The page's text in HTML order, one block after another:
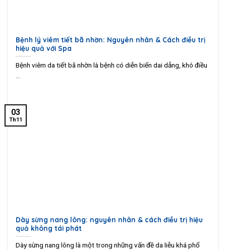
Bệnh lý viêm tiết bã nhờn: Nguyên nhân & Cách điều trị
hiệu quả với Spa
Bệnh viêm da tiết bã nhờn là bệnh có diễn biến dai dẳng, khó điều
...
Dày sừng nang lông: nguyên nhân & cách điều trị hiệu
quả không tái phát
Dày sừng nang lông là một trong những vấn đề da liễu khá phổ
03
Th11